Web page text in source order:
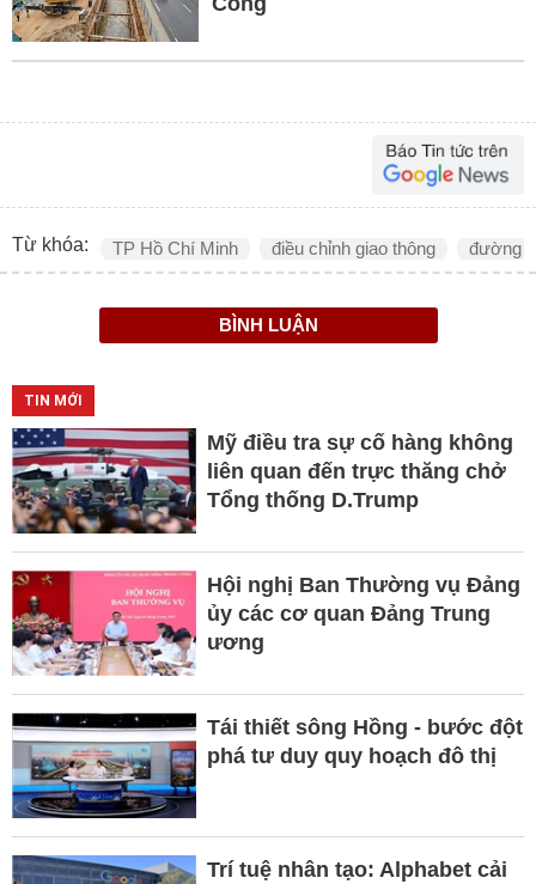
Từ khóa: TP Hồ Chí Minh điều chỉnh giao thông đường
BÌNH LUẬN
TIN MỚI
Mỹ điều tra sự cố hàng không
liên quan đến trực thăng chở
Tổng thống D.Trump
Hội nghị Ban Thường vụ Đảng
ủy các cơ quan Đảng Trung
ương
Tái thiết sông Hồng - bước đột
phá tư duy quy hoạch đô thị
Trí tuệ nhân tạo: Alphabet cải